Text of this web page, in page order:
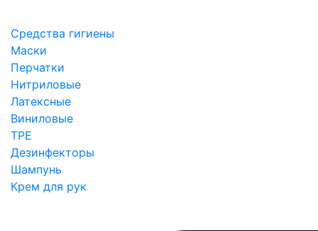
Средства гигиены
Маски
Перчатки
Нитриловые
Латексные
Виниловые
TPE
Дезинфекторы
Шампунь
Крем для рук